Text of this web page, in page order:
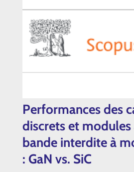
Performances des
discrets et modules
bande interdite à
: GaN vs. SiC